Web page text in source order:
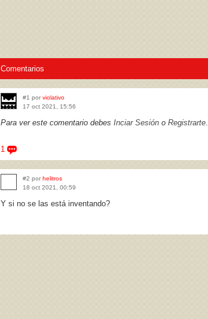
Comentarios
#1 por violativo
17 oct 2021, 15:56
Para ver este comentario debes Inciar Sesión o Registrarte.
1
#2 por helitros
18 oct 2021, 00:59
Y si no se las está inventando?